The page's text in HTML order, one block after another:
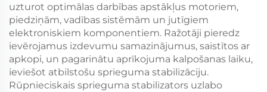
uzturot optimālas darbības apstākļus motoriem,
piedziņām, vadības sistēmām un jutīgiem
elektroniskiem komponentiem. Ražotāji pieredz
ievērojamus izdevumu samazinājumus, saistītos ar
apkopi, un pagarinātu aprīkojuma kalpošanas laiku,
ieviešot atbilstošu sprieguma stabilizāciju.
Rūpnieciskais sprieguma stabilizators uzlabo